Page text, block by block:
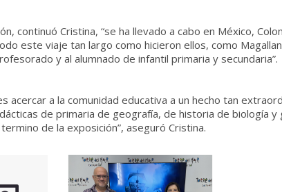
continuó Cristina, “se ha llevado a cabo en México,
este viaje tan largo como hicieron ellos, como
y al alumnado de infantil primaria y secundaria”.
acercar a la comunidad educativa a un hecho tan
de primaria de geografía, de historia de biología
de la exposición”, aseguró Cristina.